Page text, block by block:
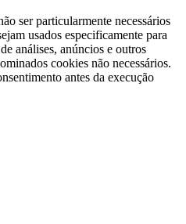
ser particularmente necessários
usados especificamente para
análises, anúncios e outros
cookies não necessários.
antes da execução